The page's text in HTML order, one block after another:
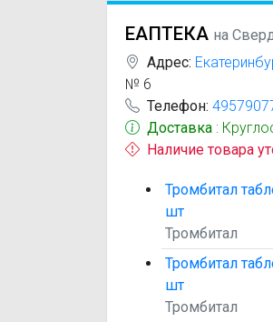
ЕАПТЕКА на
Адрес:
№ 6
Телефон:
Доставка :
Наличие товара
Тромбитал
шт
Тромбитал
Тромбитал
шт
Тромбитал